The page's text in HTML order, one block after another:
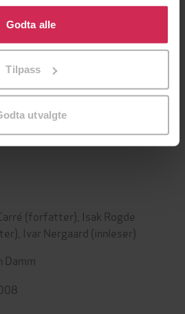
å gi oss ditt samtykke til å
formålene. Du kan også
spesifikke formål ved å klikke
Godta alle
Tilpass
utvalgte
399,-
(forfatter), Isak Rogde
Ivar Nergaard (innleser)
Damm